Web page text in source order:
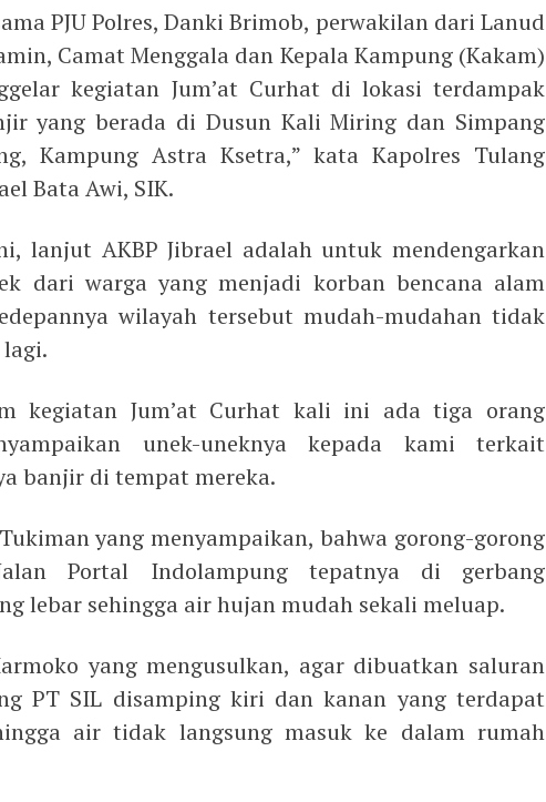
PJU Polres, Danki Brimob, perwakilan dari Lanud
Camat Menggala dan Kepala Kampung (Kakam)
kegiatan Jum’at Curhat di lokasi terdampak
yang berada di Dusun Kali Miring dan Simpang
Kampung Astra Ksetra,” kata Kapolres Tulang
Bata Awi, SIK.
lanjut AKBP Jibrael adalah untuk mendengarkan
dari warga yang menjadi korban bencana alam
wilayah tersebut mudah-mudahan tidak
kegiatan Jum’at Curhat kali ini ada tiga orang
unek-uneknya kepada kami terkait
banjir di tempat mereka.
yang menyampaikan, bahwa gorong-gorong
Portal Indolampung tepatnya di gerbang
lebar sehingga air hujan mudah sekali meluap.
yang mengusulkan, agar dibuatkan saluran
PT SIL disamping kiri dan kanan yang terdapat
air tidak langsung masuk ke dalam rumah